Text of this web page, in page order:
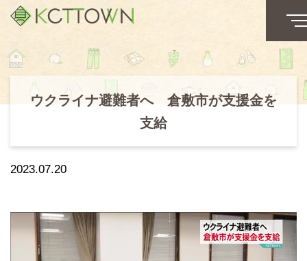
ウクライナ避難者へ 倉敷市が支援金を
支給
2023.07.20